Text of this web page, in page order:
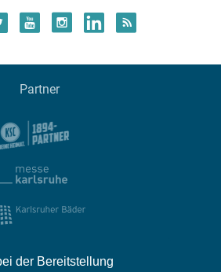
der Bereitstellung
Partner